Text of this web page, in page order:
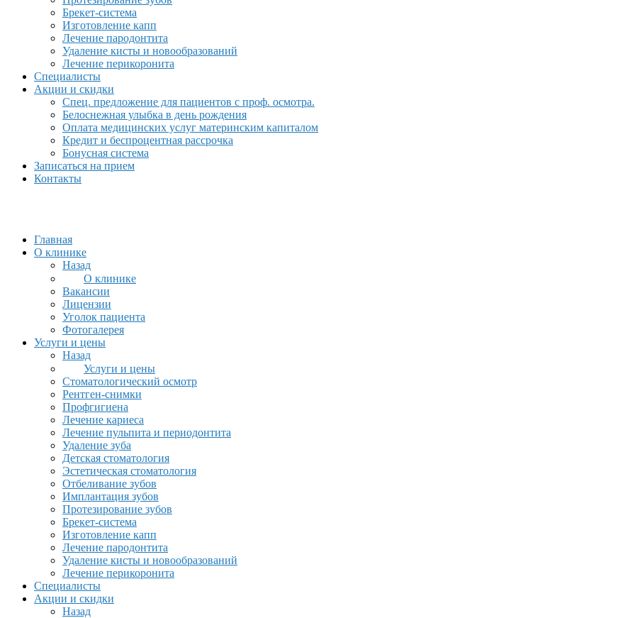
Брекет-система
Изготовление капп
Лечение пародонтита
Удаление кисты и новообразований
Лечение перикоронита
Специалисты
Акции и скидки
Спец. предложение для пациентов с проф. осмотра.
Белоснежная улыбка в день рождения
Оплата медицинских услуг материнским капиталом
Кредит и беспроцентная рассрочка
Бонусная система
Записаться на прием
Контакты
Главная
О клинике
Назад
О клинике
Вакансии
Лицензии
Уголок пациента
Фотогалерея
Услуги и цены
Назад
Услуги и цены
Стоматологический осмотр
Рентген-снимки
Профгигиена
Лечение кариеса
Лечение пульпита и периодонтита
Удаление зуба
Детская стоматология
Эстетическая стоматология
Отбеливание зубов
Имплантация зубов
Протезирование зубов
Брекет-система
Изготовление капп
Лечение пародонтита
Удаление кисты и новообразований
Лечение перикоронита
Специалисты
Акции и скидки
Назад